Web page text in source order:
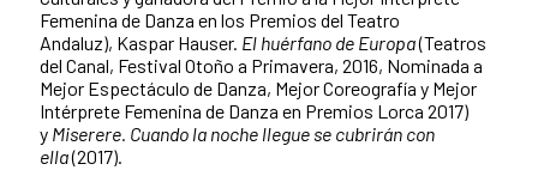
Femenina de Danza en los Premios del Teatro
Andaluz), Kaspar Hauser. El huérfano de Europa(Teatros
del Canal, Festival Otoño a Primavera, 2016, Nominada a
Mejor Espectáculo de Danza, Mejor Coreografía y Mejor
Intérprete Femenina de Danza en Premios Lorca 2017)
y Miserere. Cuando la noche llegue se cubrirán con
ella(2017).